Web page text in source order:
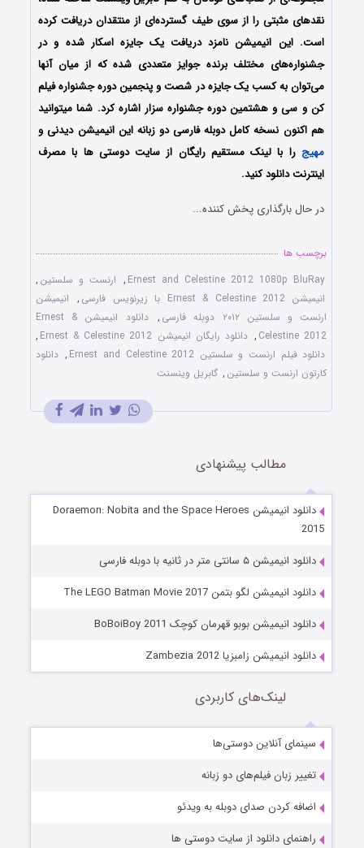
نقد‌های مثبتی را از سوی طیف گسترده‌ای از منتقدان دریافت کرده
است. این انیمیشن نامزد دریافت یک جایزه اسکار شده و در
جشنواره‌های مختلف برنده جوایز متعددی شده که از میان آنها
می‌توان به کسب یک جایزه در شصت و پنجمین دوره جشنواره فیلم
کن و سی و هشتمین دوره جشنواره سزار اشاره کرد. شما میتوانید
هم اکنون نسخه کامل دوبله فارسی دو زبانه این انیمیشن دیدنی و
مهیج را با لینک مستقیم رایگان از سایت دوستی ها با مصرف
اینترنت دانلود کنید.
در حال بارگذاری پخش کننده...
برچسب ها
Ernest and Celestine 2012 1080p BluRay
, ارنست و سلستین ,
انیمیشن Ernest & Celestine 2012 با زیرنویس فارسی
, انیمیشن
ارنست و سلستین ۲۰۱۲ دوبله فارسی
,
دانلود انیمیشن Ernest &
Celestine 2012
, دانلود رایگان انیمیشن Ernest & Celestine 2012
,
دانلود فیلم ارنست و سلستین Ernest and Celestine 2012
, دانلود
کارتون ارنست و سلستین , گابریل وینسنت
مطالب پیشنهادی
دانلود انیمیشن Doraemon: Nobita and the Space Heroes
2015
دانلود انیمیشن ۵ سانتی‌ متر در ثانیه با دوبله فارسی
دانلود انیمیشن لگو بتمن The LEGO Batman Movie 2017
دانلود انیمیشن بوبو قهرمان کوچک BoBoiBoy 2011
دانلود انیمیشن زامبزیا Zambezia 2012
لینک‌های کاربردی
سینمای آنلاین دوستی‌ها
تغییر زبان فیلم‌های دو زبانه
اضافه کردن صدای دوبله به ویدئو
راهنمای دانلود از سایت دوستی ها